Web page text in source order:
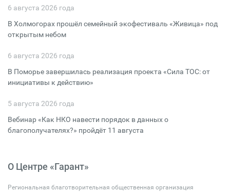
6 августа 2026 года
В Холмогорах прошёл семейный экофестиваль «Живица» под
открытым небом
6 августа 2026 года
В Поморье завершилась реализация проекта «Сила ТОС: от
инициативы к действию»
5 августа 2026 года
Вебинар «Как НКО навести порядок в данных о
благополучателях?» пройдёт 11 августа
О Центре «Гарант»
Региональная благотворительная общественная организация